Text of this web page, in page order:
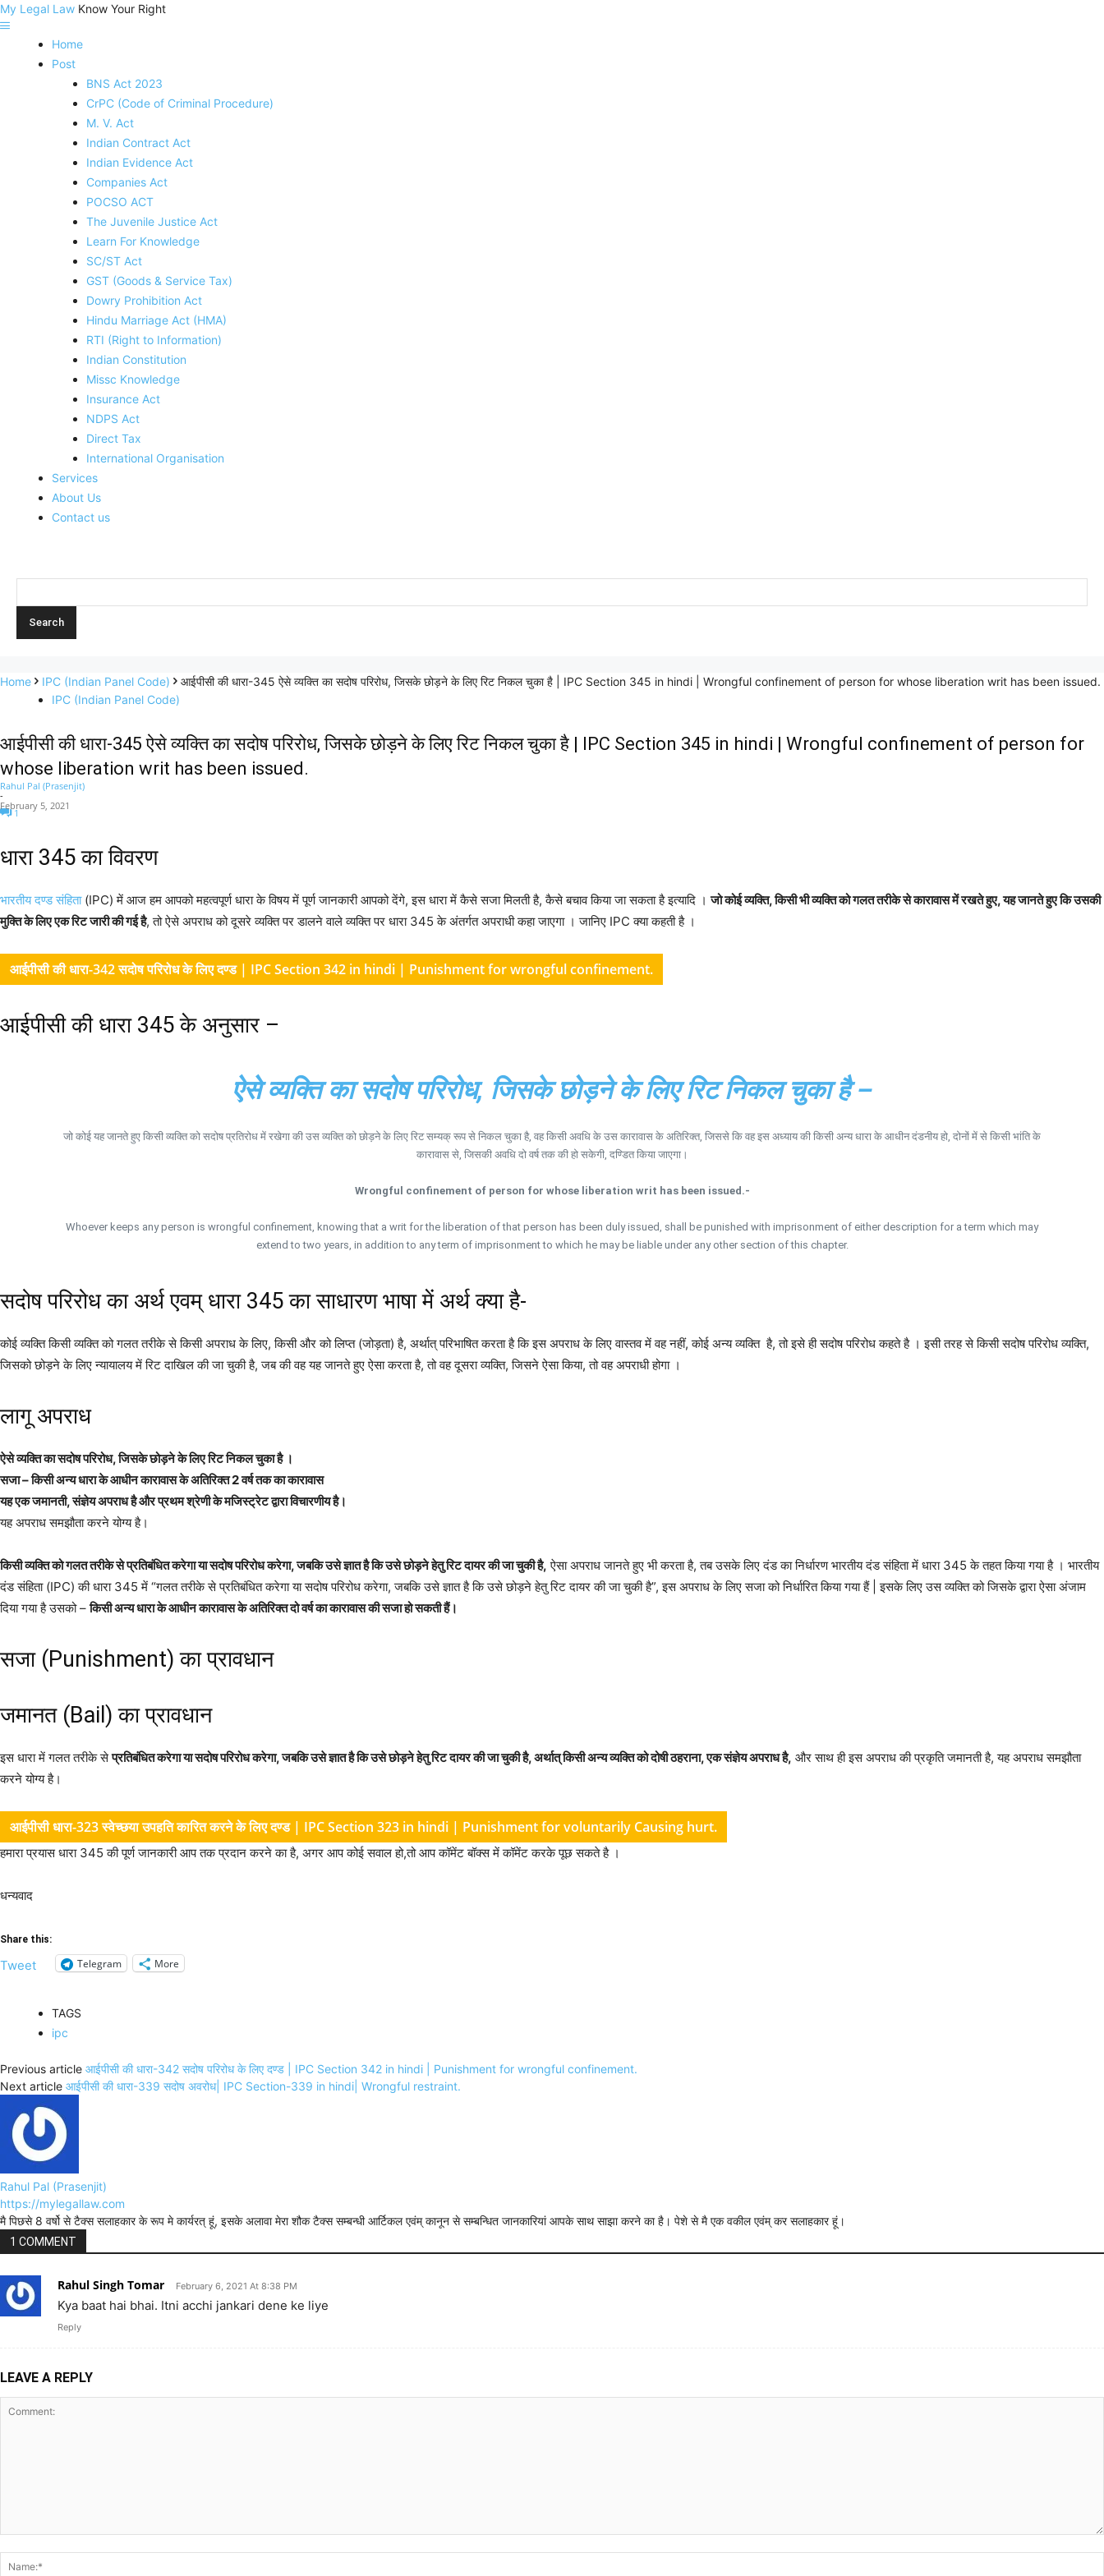
My Legal Law Know Your Right
Home
Post
BNS Act 2023
CrPC (Code of Criminal Procedure)
M. V. Act
Indian Contract Act
Indian Evidence Act
Companies Act
POCSO ACT
The Juvenile Justice Act
Learn For Knowledge
SC/ST Act
GST (Goods & Service Tax)
Dowry Prohibition Act
Hindu Marriage Act (HMA)
RTI (Right to Information)
Indian Constitution
Missc Knowledge
Insurance Act
NDPS Act
Direct Tax
International Organisation
Services
About Us
Contact us
Home IPC (Indian Panel Code)
आईपीसी की धारा-345 ऐसे व्यक्ति का सदोष परिरोध, जिसके छोड़ने के लिए रिट निकल चुका है | IPC Section 345 in hindi | Wrongful confinement of person for whose liberation writ has been issued.
IPC (Indian Panel Code)
आईपीसी की धारा-345 ऐसे व्यक्ति का सदोष परिरोध, जिसके छोड़ने के लिए रिट निकल चुका है | IPC Section 345 in hindi | Wrongful confinement of person for
whose liberation writ has been issued.
Rahul Pal (Prasenjit)
-
February 5, 2021
1
धारा 345 का विवरण
भारतीय दण्ड संहिता(IPC) में आज हम आपको महत्वपूर्ण धारा के विषय में पूर्ण जानकारी आपको देंगे, इस धारा में कैसे सजा मिलती है, कैसे बचाव किया जा सकता है इत्यादि ।जो कोई व्यक्ति, किसी भी व्यक्ति को गलत तरीके से कारावास में रखते हुए, यह जानते हुए कि उसकी
मुक्ति के लिए एक रिट जारी की गई है, तो ऐसे अपराध को दूसरे व्यक्ति पर डालने वाले व्यक्ति पर धारा 345 के अंतर्गत अपराधी कहा जाएगा । जानिए IPC क्या कहती है ।
आईपीसी की धारा-342 सदोष परिरोध के लिए दण्ड | IPC Section 342 in hindi | Punishment for wrongful confinement.
आईपीसी की धारा 345 के अनुसार –
ऐसे व्यक्ति का सदोष परिरोध, जिसके छोड़ने के लिए रिट निकल चुका है –
जो कोई यह जानते हुए किसी व्यक्ति को सदोष प्रतिरोध में रखेगा की उस व्यक्ति को छोड़ने के लिए रिट सम्यक् रूप से निकल चुका है, वह किसी अवधि के उस कारावास के अतिरिक्त, जिससे कि वह इस अध्याय की किसी अन्य धारा के आधीन दंडनीय हो, दोनों में से किसी भांति के
कारावास से, जिसकी अवधि दो वर्ष तक की हो सकेगी, दण्डित किया जाएगा।
Wrongful confinement of person for whose liberation writ has been issued.-
Whoever keeps any person is wrongful confinement, knowing that a writ for the liberation of that person has been duly issued, shall be punished with imprisonment of either description for a term which may
extend to two years, in addition to any term of imprisonment to which he may be liable under any other section of this chapter.
सदोष परिरोध का अर्थ एवम् धारा 345 का साधारण भाषा में अर्थ क्या है-
कोई व्यक्ति किसी व्यक्ति को गलत तरीके से किसी अपराध के लिए, किसी और को लिप्त (जोड़ता) है, अर्थात् परिभाषित करता है कि इस अपराध के लिए वास्तव में वह नहीं, कोई अन्य व्यक्ति है, तो इसे ही सदोष परिरोध कहते है । इसी तरह से किसी सदोष परिरोध व्यक्ति,
जिसको छोड़ने के लिए न्यायालय में रिट दाखिल की जा चुकी है, जब की वह यह जानते हुए ऐसा करता है, तो वह दूसरा व्यक्ति, जिसने ऐसा किया, तो वह अपराधी होगा ।
लागू अपराध
ऐसे व्यक्ति का सदोष परिरोध, जिसके छोड़ने के लिए रिट निकल चुका है ।
सजा – किसी अन्य धारा के आधीन कारावास के अतिरिक्त 2 वर्ष तक का कारावास
यह एक जमानती, संज्ञेय अपराध है और प्रथम श्रेणी के मजिस्ट्रेट द्वारा विचारणीय है।
यह अपराध समझौता करने योग्य है।
किसी व्यक्ति को गलत तरीके से प्रतिबंधित करेगा या सदोष परिरोध करेगा, जबकि उसे ज्ञात है कि उसे छोड़ने हेतु रिट दायर की जा चुकी है, ऐसा अपराध जानते हुए भी करता है, तब उसके लिए दंड का निर्धारण भारतीय दंड संहिता में धारा 345 के तहत किया गया है । भारतीय
दंड संहिता (IPC) की धारा 345 में “गलत तरीके से प्रतिबंधित करेगा या सदोष परिरोध करेगा, जबकि उसे ज्ञात है कि उसे छोड़ने हेतु रिट दायर की जा चुकी है”, इस अपराध के लिए सजा को निर्धारित किया गया हैं | इसके लिए उस व्यक्ति को जिसके द्वारा ऐसा अंजाम
दिया गया है उसको –किसी अन्य धारा के आधीन कारावास के अतिरिक्त दो वर्ष का कारावास की सजा हो सकती हैं।
सजा (Punishment) का प्रावधान
जमानत (Bail) का प्रावधान
इस धारा में गलत तरीके सेप्रतिबंधित करेगा या सदोष परिरोध करेगा, जबकि उसे ज्ञात है कि उसे छोड़ने हेतु रिट दायर की जा चुकी है, अर्थात् किसी अन्य व्यक्ति को दोषी ठहराना, एक संज्ञेय अपराध है, और साथ ही इस अपराध की प्रकृति जमानती है, यह अपराध समझौता
करने योग्य है।
आईपीसी धारा-323 स्वेच्छया उपहति कारित करने के लिए दण्ड | IPC Section 323 in hindi | Punishment for voluntarily Causing hurt.
हमारा प्रयास धारा 345 की पूर्ण जानकारी आप तक प्रदान करने का है, अगर आप कोई सवाल हो,तो आप कॉमेंट बॉक्स में कॉमेंट करके पूछ सकते है ।
धन्यवाद
Share this:
Tweet Telegram More
TAGS
ipc
Previous article आईपीसी की धारा-342 सदोष परिरोध के लिए दण्ड | IPC Section 342 in hindi | Punishment for wrongful confinement.
Next article आईपीसी की धारा-339 सदोष अवरोध| IPC Section-339 in hindi| Wrongful restraint.
Rahul Pal (Prasenjit)
https://mylegallaw.com
मै पिछसे 8 वर्षो से टैक्स सलाहकार के रूप मे कार्यरत् हूं, इसके अलावा मेरा शौक टैक्स सम्बन्धी आर्टिकल एवंम् कानून से सम्बन्धित जानकारियां आपके साथ साझा करने का है। पेशे से मै एक वकील एवंम् कर सलाहकार हूं।
1 COMMENT
Rahul Singh Tomar February 6, 2021 At 8:38 PM
Kya baat hai bhai. Itni acchi jankari dene ke liye
Reply
LEAVE A REPLY